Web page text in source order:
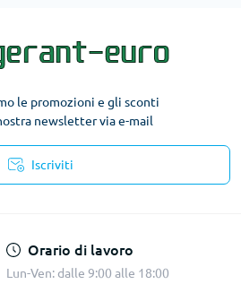
le promozioni e gli sconti
newsletter via e-mail
Iscriviti
Orario di lavoro
Lun-Ven: dalle 9:00 alle 18:00